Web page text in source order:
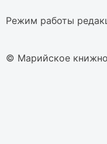
Режим работы
© Марийское